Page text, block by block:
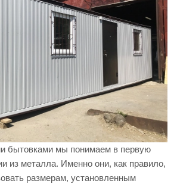
бытовками мы понимаем в первую
из металла. Именно они, как правило,
размерам, установленным